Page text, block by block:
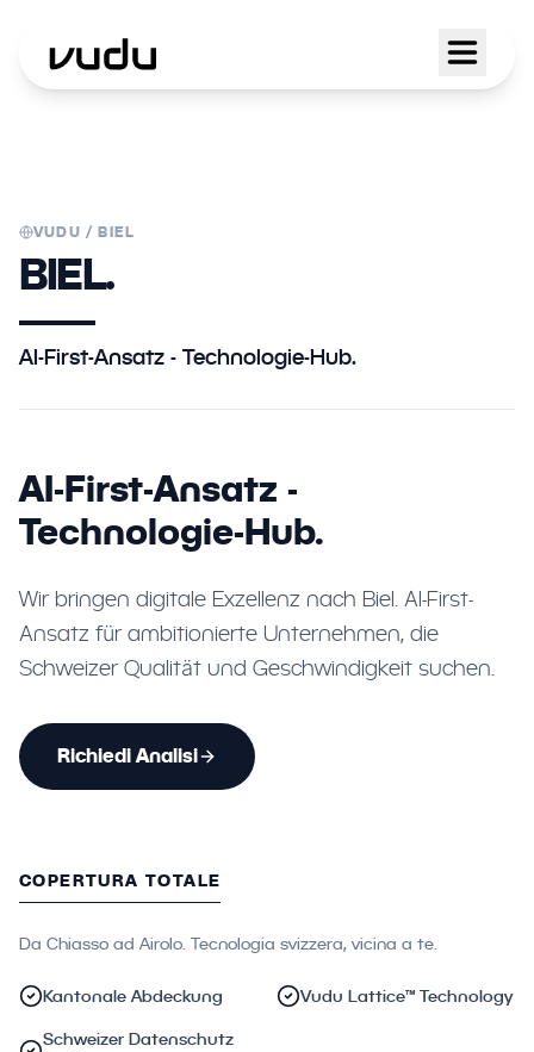
VUDU /BIEL
BIEL.
AI-First-Ansatz - Technologie-Hub.
AI-First-Ansatz -
Technologie-Hub.
Wir bringen digitale Exzellenz nach Biel. AI-First-
Ansatz für ambitionierte Unternehmen, die
Schweizer Qualität und Geschwindigkeit suchen.
Richiedi Analisi
COPERTURA TOTALE
Da Chiasso ad Airolo. Tecnologia svizzera, vicina a te.
Kantonale Abdeckung Vudu Lattice™ Technology
Schweizer Datenschutz